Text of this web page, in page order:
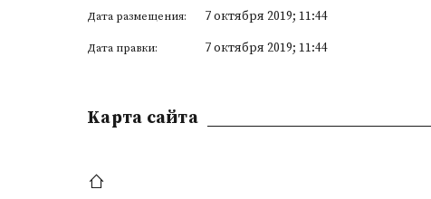
Дата размещения: 7 октября 2019; 11:44
Дата правки: 7 октября 2019; 11:44
Kарта сайта